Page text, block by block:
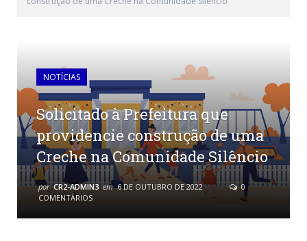
NOTÍCIAS
Solicitado à Prefeitura que
providencie construção de uma
Creche na Comunidade Silêncio
por CR2-ADMIN3 em 6 DE OUTUBRO DE 2022
0
COMENTÁRIOS